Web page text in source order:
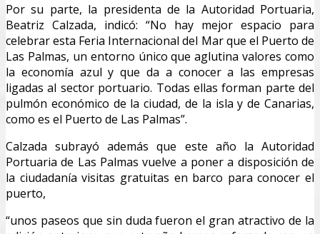
Por su parte, la presidenta de la Autoridad Portuaria,
Beatriz Calzada, indicó: “No hay mejor espacio para
celebrar esta Feria Internacional del Mar que el Puerto de
Las Palmas, un entorno único que aglutina valores como
la economía azul y que da a conocer a las empresas
ligadas al sector portuario. Todas ellas forman parte del
pulmón económico de la ciudad, de la isla y de Canarias,
como es el Puerto de Las Palmas”.
Calzada subrayó además que este año la Autoridad
Portuaria de Las Palmas vuelve a poner a disposición de
la ciudadanía visitas gratuitas en barco para conocer el
puerto,
“unos paseos que sin duda fueron el gran atractivo de la